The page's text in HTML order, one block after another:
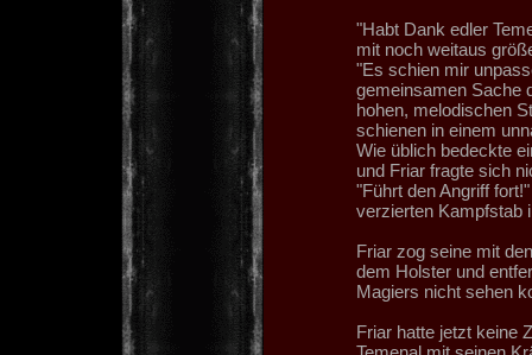
"Habt Dank edler
mit noch weitaus
"Es schien mir
gemeinsamen Sache
hohen, melodischen
schienen in einem
Wie üblich bedeckte
und Friar fragte sich
"Führt den Angriff
verzierten Kampfstab
Friar zog seine mit
dem Holster und
Magiers nicht sehen
Friar hatte jetzt keine